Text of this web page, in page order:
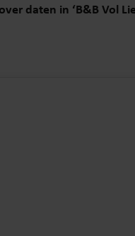
daten in ‘B&B Vol